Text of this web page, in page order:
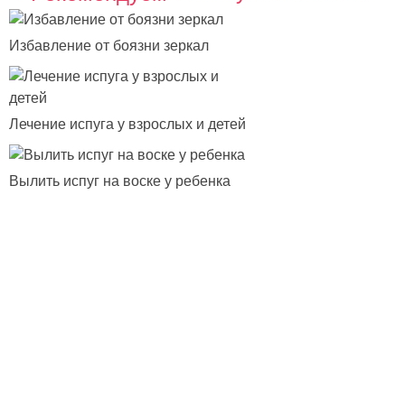
Избавление от боязни зеркал
Лечение испуга у взрослых и детей
Вылить испуг на воске у ребенка